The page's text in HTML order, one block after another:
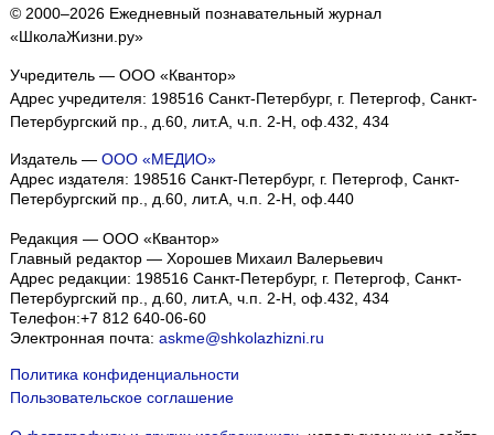
© 2000–2026 Ежедневный познавательный журнал
«ШколаЖизни.ру»
Учредитель — ООО «Квантор»
Адрес учредителя: 198516 Санкт-Петербург, г. Петергоф, Санкт-
Петербургский пр., д.60, лит.А, ч.п. 2-Н, оф.432, 434
Издатель — ООО «МЕДИО»
Адрес издателя: 198516 Санкт-Петербург, г. Петергоф, Санкт-
Петербургский пр., д.60, лит.А, ч.п. 2-Н, оф.440
Редакция — ООО «Квантор»
Главный редактор — Хорошев Михаил Валерьевич
Адрес редакции: 198516 Санкт-Петербург, г. Петергоф Санкт-
Петербургский пр., д.60, лит.А, ч.п. 2-Н, оф.432, 434
Телефон:+7 812 640-06-60
Электронная почта: askme@shkolazhizni.ru
Политика конфиденциальности
Пользовательское соглашение